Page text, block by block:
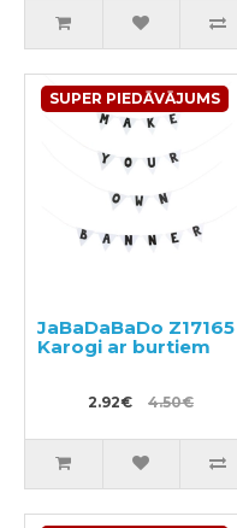
SUPER PIEDĀVĀJUMS
JaBaDaBaDo Z17165
Karogi ar burtiem
2.92€ 4.50€